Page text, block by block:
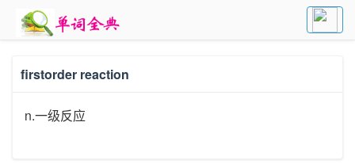
firstorder reaction
n.一级反应